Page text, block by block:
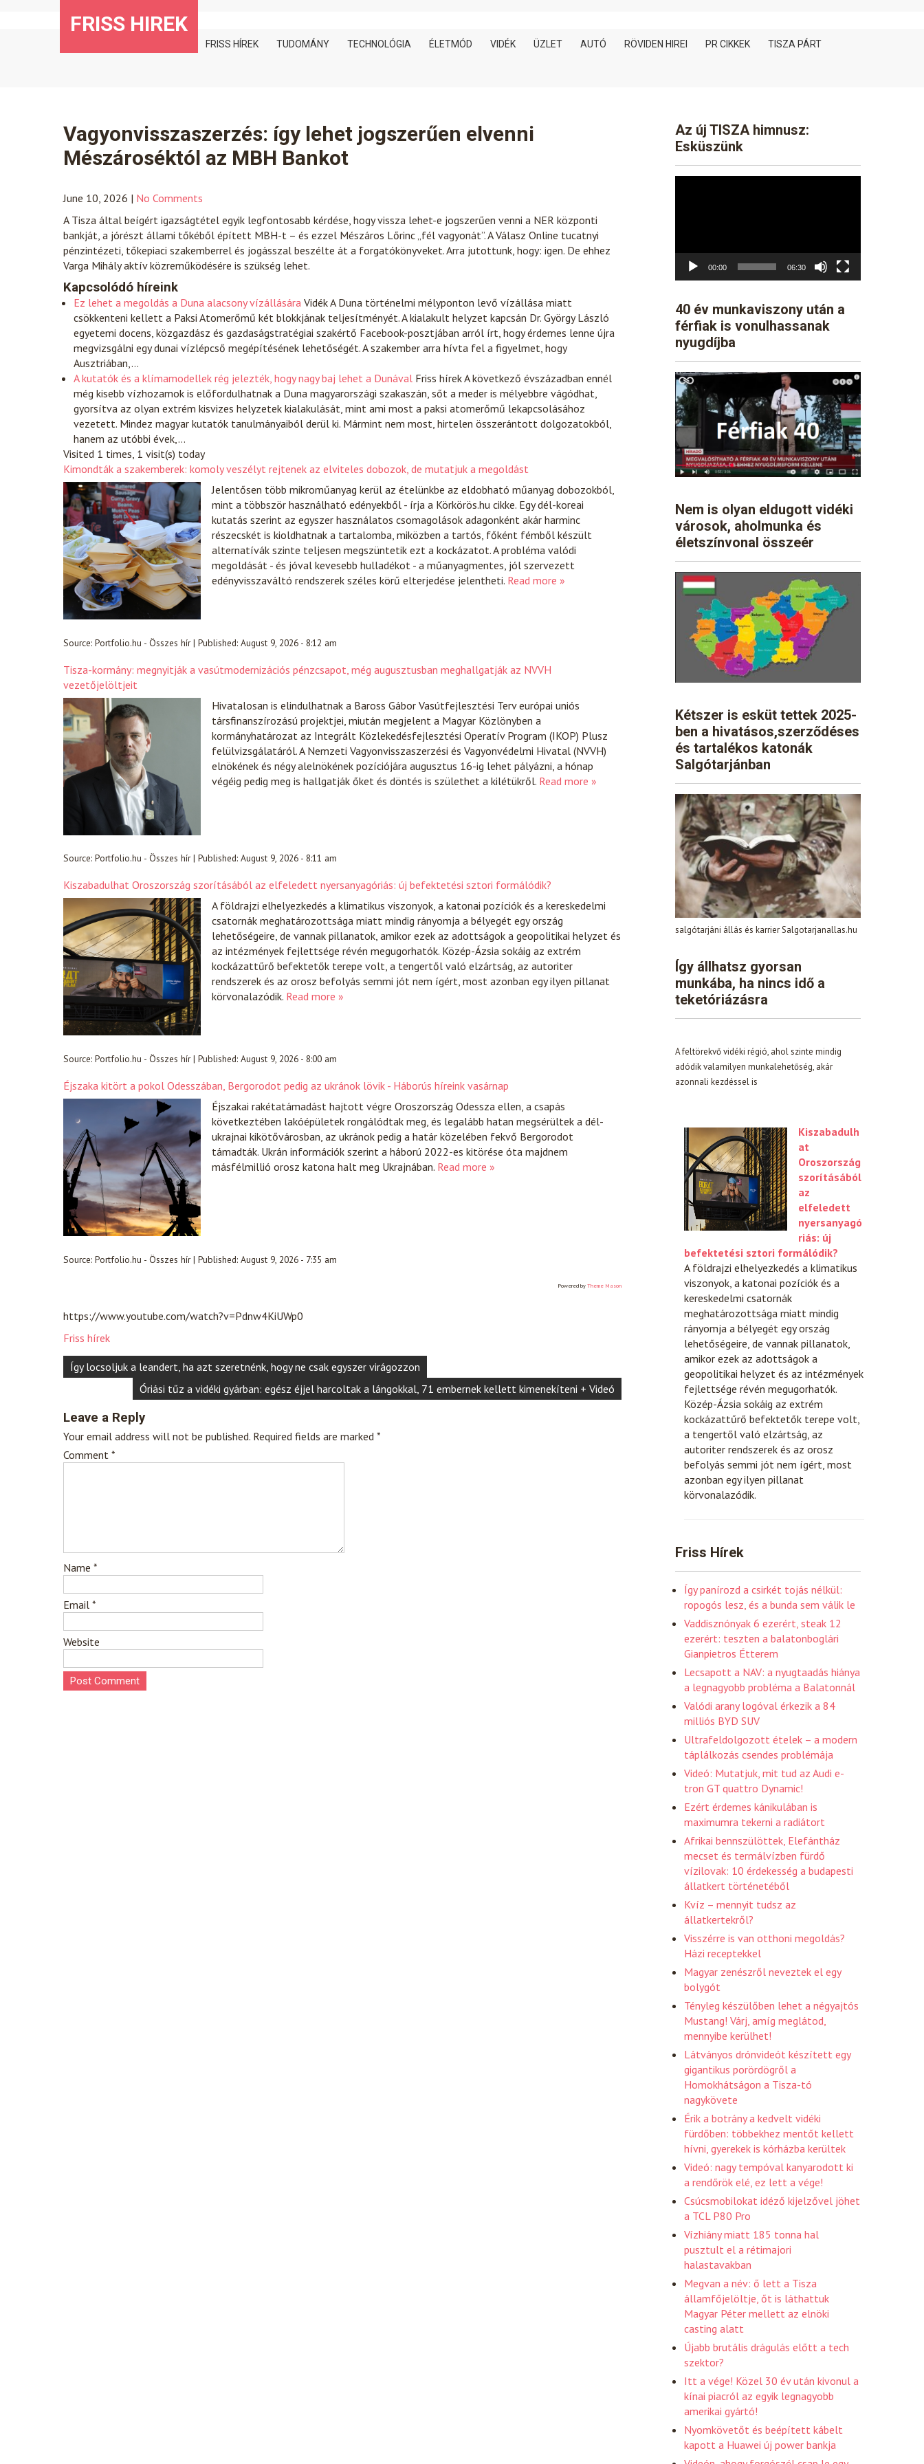
FRISS HIREK
FRISS HÍREK TUDOMÁNY TECHNOLÓGIA ÉLETMÓD VIDÉK ÜZLET AUTÓ RÖVIDEN HIREI PR CIKKEK TISZA PÁRT
Vagyonvisszaszerzés: így lehet jogszerűen elvenni
Mészároséktól az MBH Bankot
June 10, 2026 | No Comments
A Tisza által beígért igazságtétel egyik legfontosabb kérdése, hogy vissza lehet-e jogszerűen venni a NER központi
bankját, a jórészt állami tőkéből épített MBH-t – és ezzel Mészáros Lőrinc „fél vagyonát”. A Válasz Online tucatnyi
pénzintézeti, tőkepiaci szakemberrel és jogásszal beszélte át a forgatókönyveket. Arra jutottunk, hogy: igen. De ehhez
Varga Mihály aktív közreműködésére is szükség lehet.
Kapcsolódó híreink
Ez lehet a megoldás a Duna alacsony vízállására VidékA Duna történelmi mélyponton levő vízállása miatt
csökkenteni kellett a Paksi Atomerőmű két blokkjának teljesítményét. A kialakult helyzet kapcsán Dr. György László
egyetemi docens, közgazdász és gazdaságstratégiai szakértő Facebook-posztjában arról írt, hogy érdemes lenne újra
megvizsgálni egy dunai vízlépcső megépítésének lehetőségét. A szakember arra hívta fel a figyelmet, hogy
Ausztriában,…
A kutatók és a klímamodellek rég jelezték, hogy nagy baj lehet a Dunával Friss hírekA következő évszázadban ennél
még kisebb vízhozamok is előfordulhatnak a Duna magyarországi szakaszán, sőt a meder is mélyebbre vágódhat,
gyorsítva az olyan extrém kisvizes helyzetek kialakulását, mint ami most a paksi atomerőmű lekapcsolásához
vezetett. Mindez magyar kutatók tanulmányaiból derül ki. Mármint nem most, hirtelen összerántott dolgozatokból,
hanem az utóbbi évek,…
Visited 1 times, 1 visit(s) today
Kimondták a szakemberek: komoly veszélyt rejtenek az elviteles dobozok, de mutatjuk a megoldást
Jelentősen több mikroműanyag kerül az ételünkbe az eldobható műanyag dobozokból,
mint a többször használható edényekből - írja a Körkörös.hu cikke. Egy dél-koreai
kutatás szerint az egyszer használatos csomagolások adagonként akár harminc
részecskét is kioldhatnak a tartalomba, miközben a tartós, főként fémből készült
alternatívák szinte teljesen megszüntetik ezt a kockázatot. A probléma valódi
megoldását - és jóval kevesebb hulladékot - a műanyagmentes, jól szervezett
edényvisszaváltó rendszerek széles körű elterjedése jelentheti. Read more »
Source: Portfolio.hu - Összes hír| Published: August 9, 2026 - 8:12 am
Tisza-kormány: megnyitják a vasútmodernizációs pénzcsapot, még augusztusban meghallgatják az NVVH
vezetőjelöltjeit
Hivatalosan is elindulhatnak a Baross Gábor Vasútfejlesztési Terv európai uniós
társfinanszírozású projektjei, miután megjelent a Magyar Közlönyben a
kormányhatározat az Integrált Közlekedésfejlesztési Operatív Program (IKOP) Plusz
felülvizsgálatáról. A Nemzeti Vagyonvisszaszerzési és Vagyonvédelmi Hivatal (NVVH)
elnökének és négy alelnökének pozíciójára augusztus 16-ig lehet pályázni, a hónap
végéig pedig meg is hallgatják őket és döntés is születhet a kilétükről. Read more »
Source: Portfolio.hu - Összes hír| Published: August 9, 2026 - 8:11 am
Kiszabadulhat Oroszország szorításából az elfeledett nyersanyagóriás: új befektetési sztori formálódik?
A földrajzi elhelyezkedés a klimatikus viszonyok, a katonai pozíciók és a kereskedelmi
csatornák meghatározottsága miatt mindig rányomja a bélyegét egy ország
lehetőségeire, de vannak pillanatok, amikor ezek az adottságok a geopolitikai helyzet és
az intézmények fejlettsége révén megugorhatók. Közép-Ázsia sokáig az extrém
kockázattűrő befektetők terepe volt, a tengertől való elzártság, az autoriter
rendszerek és az orosz befolyás semmi jót nem ígért, most azonban egy ilyen pillanat
körvonalazódik. Read more »
Source: Portfolio.hu - Összes hír| Published: August 9, 2026 - 8:00 am
Éjszaka kitört a pokol Odesszában, Bergorodot pedig az ukránok lövik - Háborús híreink vasárnap
Éjszakai rakétatámadást hajtott végre Oroszország Odessza ellen, a csapás
következtében lakóépületek rongálódtak meg, és legalább hatan megsérültek a dél-
ukrajnai kikötővárosban, az ukránok pedig a határ közelében fekvő Bergorodot
támadták. Ukrán információk szerint a háború 2022-es kitörése óta majdnem
másfélmillió orosz katona halt meg Ukrajnában. Read more »
Source: Portfolio.hu - Összes hír| Published: August 9, 2026 - 7:35 am
Powered by Theme Mason
https://www.youtube.com/watch?v=Pdnw4KiUWp0
Friss hírek
Post
navigation
Így locsoljuk a leandert, ha azt szeretnénk, hogy ne csak egyszer virágozzon
Óriási tűz a vidéki gyárban: egész éjjel harcoltak a lángokkal, 71 embernek kellett kimenekíteni + Videó
Leave a Reply
Your email address will not be published. Required fields are marked *
Comment *
Name *
Email *
Website
Az új TISZA himnusz:
Esküszünk
00:00 06:30
40 év munkaviszony után a
férfiak is vonulhassanak
nyugdíjba
Nem is olyan eldugott vidéki
városok, aholmunka és
életszínvonal összeér
Kétszer is esküt tettek 2025-
ben a hivatásos,szerződéses
és tartalékos katonák
Salgótarjánban
salgótarjáni állás és karrier Salgotarjanallas.hu
Így állhatsz gyorsan
munkába, ha nincs idő a
teketóriázásra
A feltörekvő vidéki régió, ahol szinte mindig
adódik valamilyen munkalehetőség, akár
azonnali kezdéssel is
Kiszabadulh
at
Oroszország
szorításából
az
elfeledett
nyersanyagó
riás: új
befektetési sztori formálódik?
A földrajzi elhelyezkedés a klimatikus
viszonyok, a katonai pozíciók és a
kereskedelmi csatornák
meghatározottsága miatt mindig
rányomja a bélyegét egy ország
lehetőségeire, de vannak pillanatok,
amikor ezek az adottságok a
geopolitikai helyzet és az intézmények
fejlettsége révén megugorhatók.
Közép-Ázsia sokáig az extrém
kockázattűrő befektetők terepe volt,
a tengertől való elzártság, az
autoriter rendszerek és az orosz
befolyás semmi jót nem ígért, most
azonban egy ilyen pillanat
körvonalazódik.
Friss Hírek
Így panírozd a csirkét tojás nélkül:
ropogós lesz, és a bunda sem válik le
Vaddisznónyak 6 ezerért, steak 12
ezerért: teszten a balatonboglári
Gianpietros Étterem
Lecsapott a NAV: a nyugtaadás hiánya
a legnagyobb probléma a Balatonnál
Valódi arany logóval érkezik a 84
milliós BYD SUV
Ultrafeldolgozott ételek – a modern
táplálkozás csendes problémája
Videó: Mutatjuk, mit tud az Audi e-
tron GT quattro Dynamic!
Ezért érdemes kánikulában is
maximumra tekerni a radiátort
Afrikai bennszülöttek, Elefántház
mecset és termálvízben fürdő
vízilovak: 10 érdekesség a budapesti
állatkert történetéből
Kvíz – mennyit tudsz az
állatkertekről?
Visszérre is van otthoni megoldás?
Házi receptekkel
Magyar zenészről neveztek el egy
bolygót
Tényleg készülőben lehet a négyajtós
Mustang! Várj, amíg meglátod,
mennyibe kerülhet!
Látványos drónvideót készített egy
gigantikus porördögről a
Homokhátságon a Tisza-tó
nagykövete
Érik a botrány a kedvelt vidéki
fürdőben: többekhez mentőt kellett
hívni, gyerekek is kórházba kerültek
Videó: nagy tempóval kanyarodott ki
a rendőrök elé, ez lett a vége!
Csúcsmobilokat idéző kijelzővel jöhet
a TCL P80 Pro
Vízhiány miatt 185 tonna hal
pusztult el a rétimajori
halastavakban
Megvan a név: ő lett a Tisza
államfőjelöltje, őt is láthattuk
Magyar Péter mellett az elnöki
casting alatt
Újabb brutális drágulás előtt a tech
szektor?
Itt a vége! Közel 30 év után kivonul a
kínai piacról az egyik legnagyobb
amerikai gyártó!
Nyomkövetőt és beépített kábelt
kapott a Huawei új power bankja